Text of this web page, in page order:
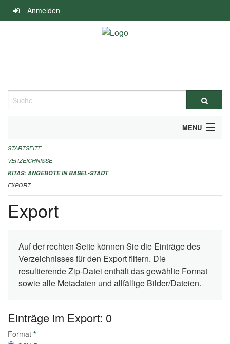
Navigation
überspringen
Anmelden
Suche
MENU
ALLGEMEINE INFORMATIONEN
IMPRESSUM
STARTSEITE
VERZEICHNISSE
KITAS: ANGEBOTE IN BASEL-STADT
EXPORT
Export
Auf der rechten Seite können Sie die Einträge des
Verzeichnisses für den Export filtern. Die
resultierende Zip-Datei enthält das gewählte Format
sowie alle Metadaten und allfällige Bilder/Dateien.
Einträge im Export: 0
Format *